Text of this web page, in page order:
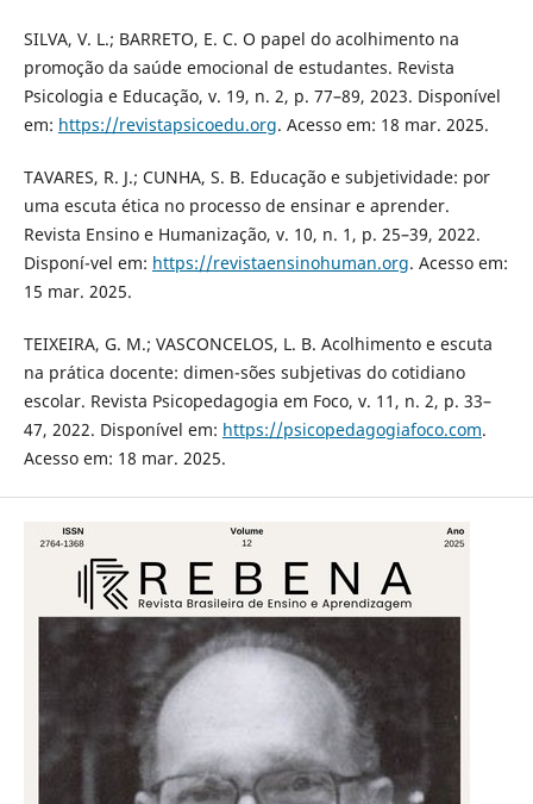
SILVA, V. L.; BARRETO, E. C. O papel do acolhimento na
promoção da saúde emocional de estudantes. Revista
Psicologia e Educação, v. 19, n. 2, p. 77–89, 2023. Disponível
em: https://revistapsicoedu.org. Acesso em: 18 mar. 2025.
TAVARES, R. J.; CUNHA, S. B. Educação e subjetividade: por
uma escuta ética no processo de ensinar e aprender.
Revista Ensino e Humanização, v. 10, n. 1, p. 25–39, 2022.
Disponí-vel em: https://revistaensinohuman.org. Acesso em:
15 mar. 2025.
TEIXEIRA, G. M.; VASCONCELOS, L. B. Acolhimento e escuta
na prática docente: dimen-sões subjetivas do cotidiano
escolar. Revista Psicopedagogia em Foco, v. 11, n. 2, p. 33–
47, 2022. Disponível em: https://psicopedagogiafoco.com.
Acesso em: 18 mar. 2025.